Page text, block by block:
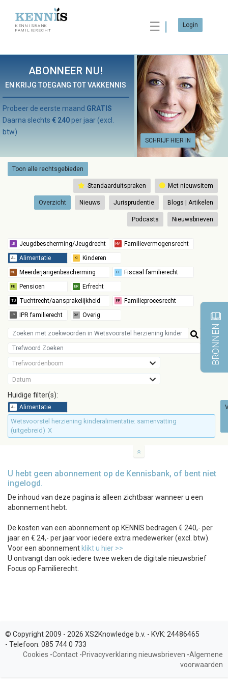
KENNISBANK
FAMILIERECHT
☰ Login
ABONNEER NU!
EN KRIJG TOEGANG TOT VAKKENNIS
SCHRIJF HIER IN
Probeer de eerste maand GRATIS
Daarna slechts € 240 per jaar (excl.
btw)
Toon alle rechtsgebieden
Standaarduitspraken Met nieuwsitem
Overzicht Nieuws Jurisprudentie Blogs | Artikelen
Podcasts Nieuwsbrieven
Trefwoordenboom
Datum
Huidige filter(s):
Wetsvoorstel herziening kinderalimentatie: samenvatting
(uitgebreid) X
U hebt geen abonnement op de Kennisbank, of bent niet
ingelogd.
De inhoud van deze pagina is alleen zichtbaar wanneer u een
abonnement hebt.
De kosten van een abonnement op KENNIS bedragen € 240,- per
jaar en € 24,- per jaar voor iedere extra medewerker (excl. btw).
Voor een abonnement klikt u hier >>
U ontvangt dan ook iedere twee weken de digitale nieuwsbrief
Focus op Familierecht.
BRONNEN
© Copyright 2009 - 2026 XS2Knowledge b.v. - KVK: 24486465
- Telefoon: 085 744 0 733
Cookies -Contact -Privacyverklaring nieuwsbrieven -Algemene
voorwaarden